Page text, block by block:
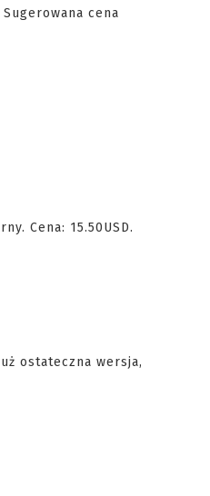
cena
Cena: 15.50USD.
ostateczna wersja,